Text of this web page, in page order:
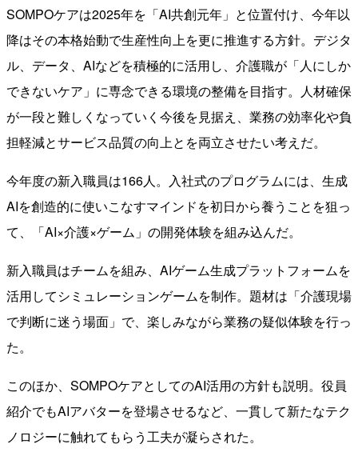
SOMPOケアは2025年を「AI共創元年」と位置付け、今年以
降はその本格始動で生産性向上を更に推進する方針。デジタ
ル、データ、AIなどを積極的に活用し、介護職が「人にしか
できないケア」に専念できる環境の整備を目指す。人材確保
が一段と難しくなっていく今後を見据え、業務の効率化や負
担軽減とサービス品質の向上とを両立させたい考えだ。
今年度の新入職員は166人。入社式のプログラムには、生成
AIを創造的に使いこなすマインドを初日から養うことを狙っ
て、「AI×介護×ゲーム」の開発体験を組み込んだ。
新入職員はチームを組み、AIゲーム生成プラットフォームを
活用してシミュレーションゲームを制作。題材は「介護現場
で判断に迷う場面」で、楽しみながら業務の疑似体験を行っ
た。
このほか、SOMPOケアとしてのAI活用の方針も説明。役員
紹介でもAIアバターを登場させるなど、一貫して新たなテク
ノロジーに触れてもらう工夫が凝らされた。